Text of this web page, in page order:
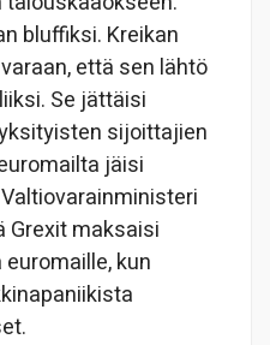
bluffiksi. Kreikan
että sen lähtö
Se jättäisi
sijoittajien
jäisi
Grexit maksaisi
kun